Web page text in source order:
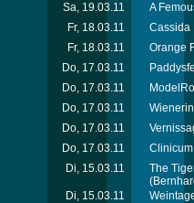
Sa, 19.03.11
A
Fr, 18.03.11
Cassida
Fr, 18.03.11
Orange
Do, 17.03.11
Do, 17.03.11
Do, 17.03.11
Do, 17.03.11
Do, 17.03.11
Di, 15.03.11
The
Di, 15.03.11